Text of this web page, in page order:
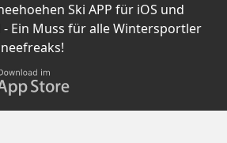
Ski APP für iOS und
Ein Muss für alle Wintersportler